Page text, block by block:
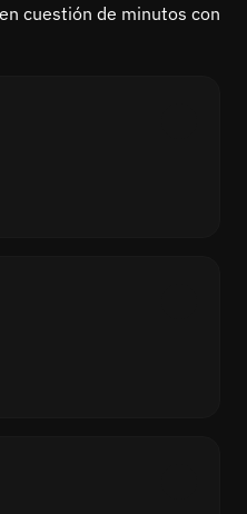
cuestión de minutos con